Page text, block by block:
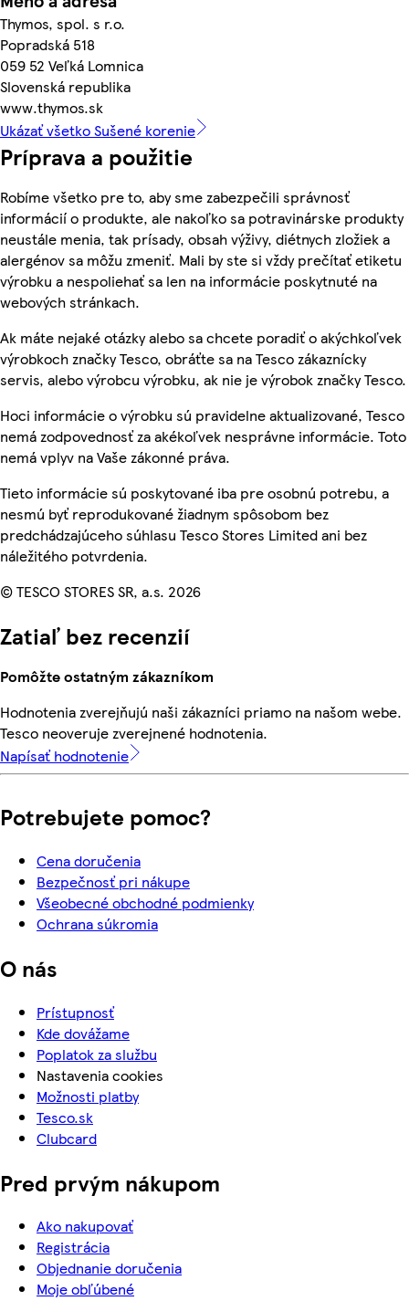
Thymos, spol. s r.o.
Popradská 518
059 52 Veľká Lomnica
Slovenská republika
www.thymos.sk
Ukázať všetko Sušené korenie
Príprava a použitie
Robíme všetko pre to, aby sme zabezpečili správnosť
informácií o produkte, ale nakoľko sa potravinárske produkty
neustále menia, tak prísady, obsah výživy, diétnych zložiek a
alergénov sa môžu zmeniť. Mali by ste si vždy prečítať etiketu
výrobku a nespoliehať sa len na informácie poskytnuté na
webových stránkach.
Ak máte nejaké otázky alebo sa chcete poradiť o akýchkoľvek
výrobkoch značky Tesco, obráťte sa na Tesco zákaznícky
servis, alebo výrobcu výrobku, ak nie je výrobok značky Tesco.
Hoci informácie o výrobku sú pravidelne aktualizované, Tesco
nemá zodpovednosť za akékoľvek nesprávne informácie. Toto
nemá vplyv na Vaše zákonné práva.
Tieto informácie sú poskytované iba pre osobnú potrebu, a
nesmú byť reprodukované žiadnym spôsobom bez
predchádzajúceho súhlasu Tesco Stores Limited ani bez
náležitého potvrdenia.
© TESCO STORES SR, a.s. 2026
Zatiaľ bez recenzií
Pomôžte ostatným zákazníkom
Hodnotenia zverejňujú naši zákazníci priamo na našom webe.
Tesco neoveruje zverejnené hodnotenia.
Napísať hodnotenie
Potrebujete pomoc?
Cena doručenia
Bezpečnosť pri nákupe
Všeobecné obchodné podmienky
Ochrana súkromia
O nás
Prístupnosť
Kde dovážame
Poplatok za službu
Nastavenia cookies
Možnosti platby
Tesco.sk
Clubcard
Pred prvým nákupom
Ako nakupovať
Registrácia
Objednanie doručenia
Moje obľúbené